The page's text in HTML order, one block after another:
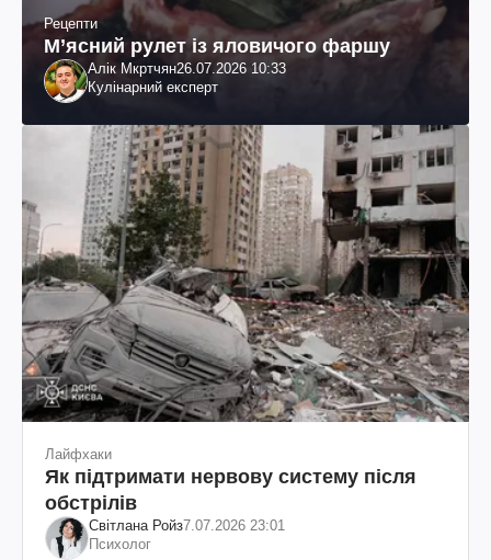
Рецепти
М’ясний рулет із яловичого фаршу
Алік Мкртчян26.07.2026 10:33
Кулінарний експерт
Лайфхаки
Як підтримати нервову систему після
обстрілів
Світлана Ройз7.07.2026 23:01
Психолог